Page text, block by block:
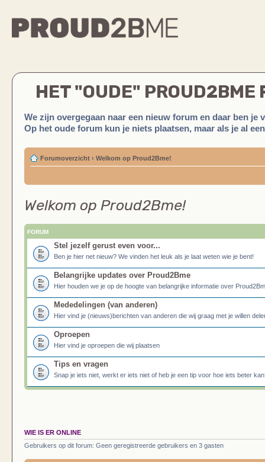
HET "OUDE" PROUD2BME
We zijn overgegaan naar een nieuw forum en daar ben je
Op het oude forum kun je niets plaatsen, maar als je al
Forumoverzicht ‹ Welkom op Proud2Bme!
Welkom op Proud2Bme!
FORUM
Stel jezelf gerust even voor...
Ben je hier net nieuw? We vinden het leuk als je laat weten wie je bent!
Belangrijke updates over Proud2Bme
Hier houden we je op de hoogte van belangrijke informatie over
Mededelingen (van anderen)
Hier vind je (nieuws)berichten van anderen die wij graag met je willen
Oproepen
Hier vind je oproepen die wij plaatsen
Tips en vragen
Snap je iets niet, werkt er iets niet of heb je een tip voor hoe iets beter
WIE IS ER ONLINE
Gebruikers op dit forum: Geen geregistreerde gebruikers en 3 gasten